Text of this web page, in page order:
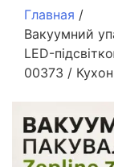
Главная /
Вакуумний
LED-
00373 /